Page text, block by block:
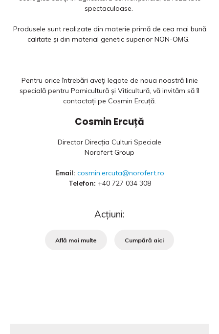
spectaculoase.
Produsele sunt realizate din materie primă de cea mai bună
calitate şi din material genetic superior NON-OMG.
Pentru orice întrebări aveți legate de noua noastră linie
specială pentru Pomicultură și Viticultură, vă invităm să îl
contactați pe Cosmin Ercuță.
Cosmin Ercuță
Director Direcția Culturi Speciale
Norofert Group
Email: cosmin.ercuta@norofert.ro
Telefon: +40 727 034 308
Acțiuni:
Află mai multe Cumpără aici